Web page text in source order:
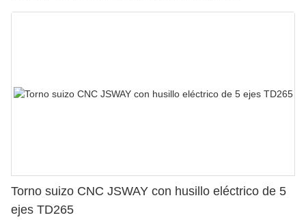
Torno suizo CNC JSWAY con husillo eléctrico de 5
ejes TD265